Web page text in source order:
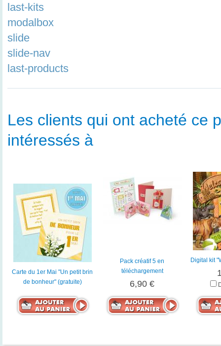
last-kits
modalbox
slide
slide-nav
last-products
Les clients qui ont acheté ce
intéressés à
Carte du 1er Mai "Un petit brin
de bonheur" (gratuite)
Pack créatif 5 en
téléchargement
6,90 €
Digital kit